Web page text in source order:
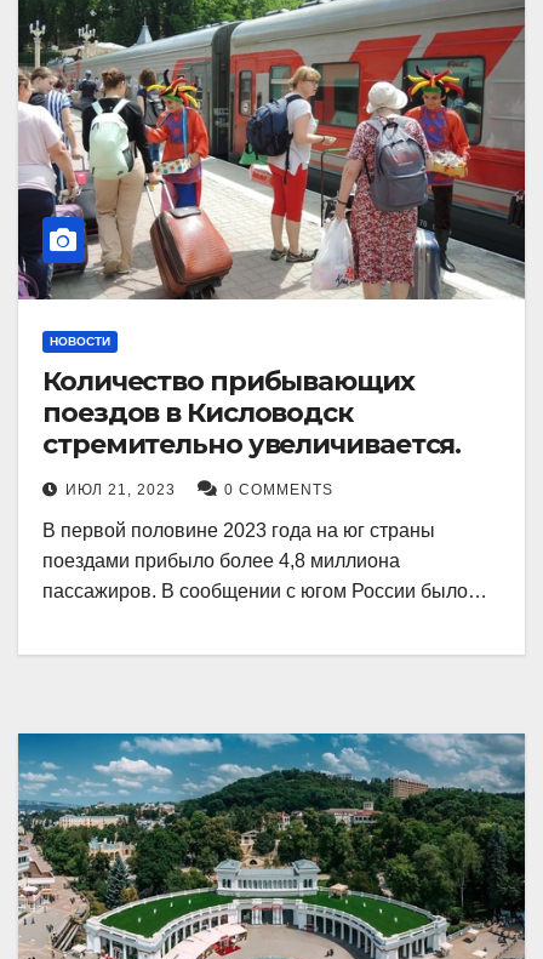
НОВОСТИ
Количество прибывающих
поездов в Кисловодск
стремительно увеличивается.
ИЮЛ 21, 2023 0 COMMENTS
В первой половине 2023 года на юг страны
поездами прибыло более 4,8 миллиона
пассажиров. В сообщении с югом России было…